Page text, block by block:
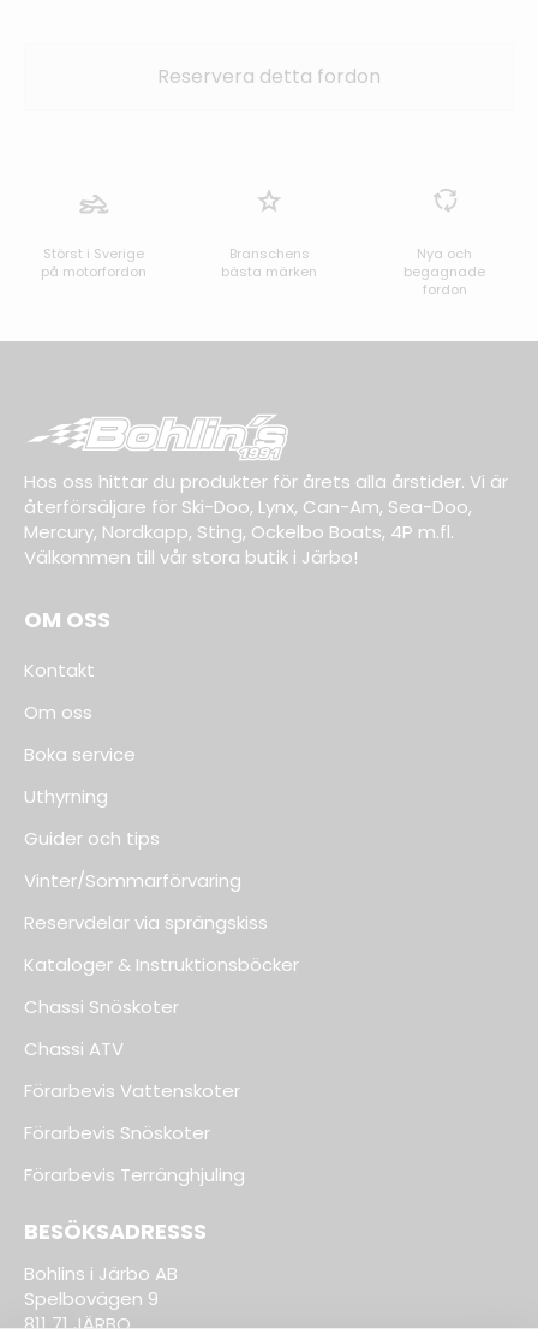
Störst i Sverige
på motorfordon
Branschens
bästa märken
Nya och
begagnade
fordon
Hos oss hittar du produkter för årets alla årstider. Vi är
återförsäljare för Ski-Doo, Lynx, Can-Am, Sea-Doo,
Mercury, Nordkapp, Sting, Ockelbo Boats, 4P m.fl.
Välkommen till vår stora butik i Järbo!
OM OSS
Kontakt
Om oss
Boka service
Uthyrning
Guider och tips
Vinter/Sommarförvaring
Reservdelar via sprängskiss
Kataloger & Instruktionsböcker
Chassi Snöskoter
Chassi ATV
Förarbevis Vattenskoter
Förarbevis Snöskoter
Förarbevis Terränghjuling
BESÖKSADRESSS
Bohlins i Järbo AB
Spelbovägen 9
811 71 JÄRBO